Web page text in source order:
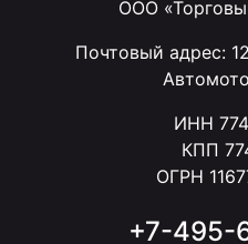
ООО
Почтовый адрес:
ИНН
КПП
ОГРН
+7-495-